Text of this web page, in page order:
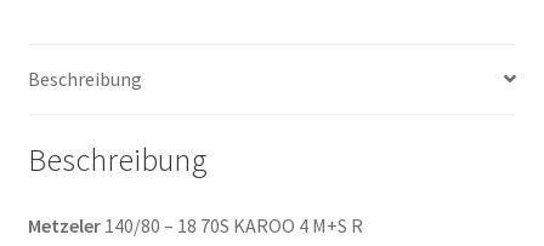
Menge
Beschreibung
Beschreibung
Metzeler140/80 – 18 70S KAROO 4 M+S R